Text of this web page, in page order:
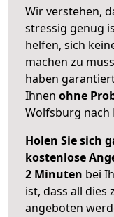
Wir verstehen,
stressig genug
helfen, sich
machen zu
haben
Ihnen ohne
Wolfsburg nach
Holen Sie sich
kostenlose
2 Minuten bei
ist, dass all dies
angeboten